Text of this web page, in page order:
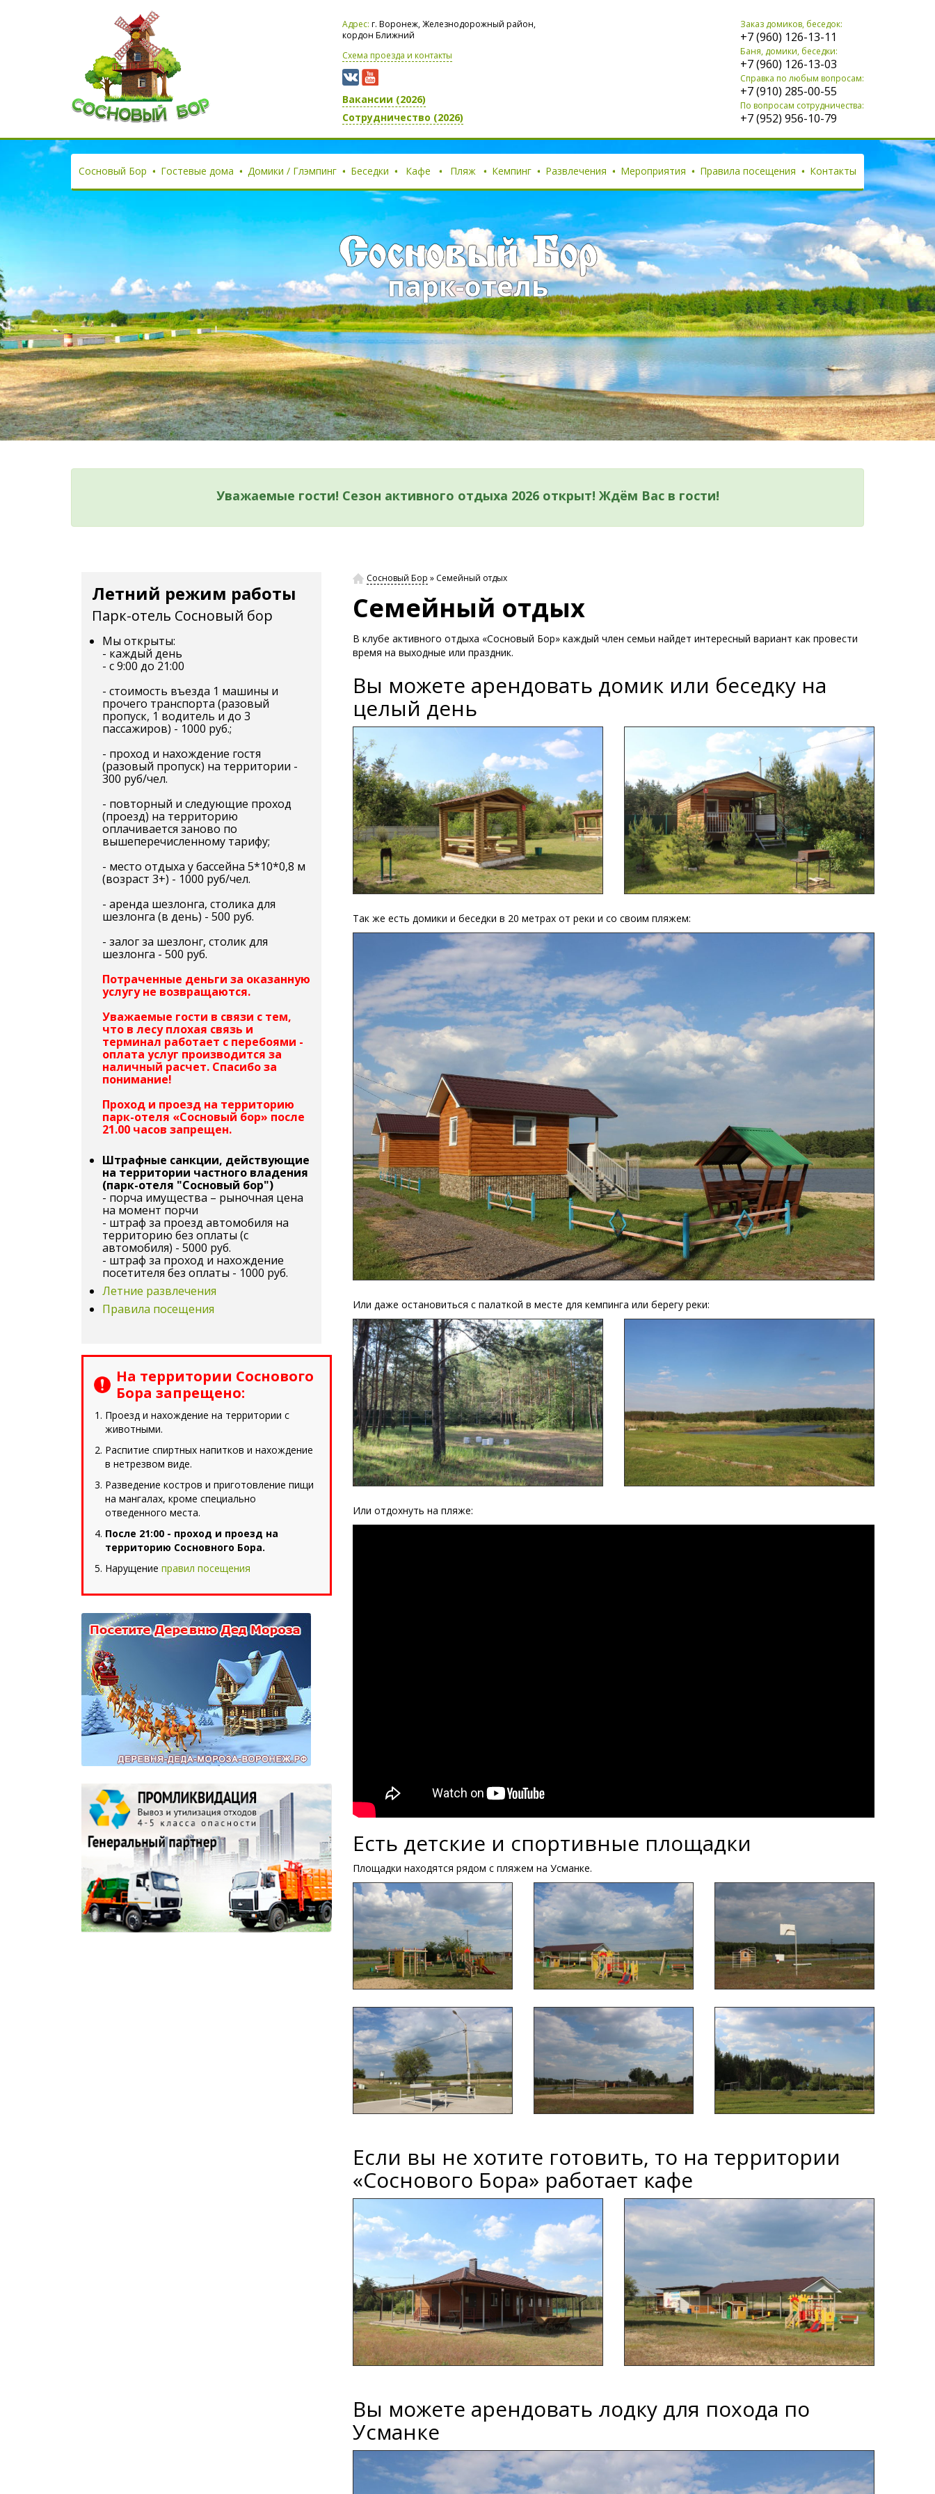
Адрес: г. Воронеж, Железнодорожный район,
кордон Ближний
Схема проезда и контакты
Вакансии (2026)
Сотрудничество (2026)
Заказ домиков, беседок:
+7 (960) 126-13-11
Баня, домики, беседки:
+7 (960) 126-13-03
Справка по любым вопросам:
+7 (910) 285-00-55
По вопросам сотрудничества:
+7 (952) 956-10-79
Сосновый Бор Гостевые дома Домики / Глэмпинг Беседки Кафе Пляж Кемпинг Развлечения Мероприятия Правила посещения Контакты
Сосновый Бор
парк-отель
Уважаемые гости! Сезон активного отдыха 2026 открыт! Ждём Вас в гости!
Сосновый Бор » Семейный отдых
Семейный отдых
В клубе активного отдыха «Сосновый Бор» каждый член семьи найдет интересный вариант как провести
время на выходные или праздник.
Вы можете арендовать домик или беседку на
целый день
Так же есть домики и беседки в 20 метрах от реки и со своим пляжем:
Или даже остановиться с палаткой в месте для кемпинга или берегу реки:
Или отдохнуть на пляже:
Есть детские и спортивные площадки
Площадки находятся рядом с пляжем на Усманке.
Если вы не хотите готовить, то на территории
«Соснового Бора» работает кафе
Вы можете арендовать лодку для похода по
Усманке
Летний режим работы
Парк-отель Сосновый бор
Мы открыты:
- каждый день
- с 9:00 до 21:00
- стоимость въезда 1 машины и
прочего транспорта (разовый
пропуск, 1 водитель и до 3
пассажиров) - 1000 руб.;
- проход и нахождение гостя
(разовый пропуск) на территории -
300 руб/чел.
- повторный и следующие проход
(проезд) на территорию
оплачивается заново по
вышеперечисленному тарифу;
- место отдыха у бассейна 5*10*0,8 м
(возраст 3+) - 1000 руб/чел.
- аренда шезлонга, столика для
шезлонга (в день) - 500 руб.
- залог за шезлонг, столик для
шезлонга - 500 руб.
Потраченные деньги за оказанную
услугу не возвращаются.
Уважаемые гости в связи с тем,
что в лесу плохая связь и
терминал работает с перебоями -
оплата услуг производится за
наличный расчет. Спасибо за
понимание!
Проход и проезд на территорию
парк-отеля «Сосновый бор» после
21.00 часов запрещен.
Штрафные санкции, действующие
на территории частного владения
(парк-отеля "Сосновый бор")
- порча имущества – рыночная цена
на момент порчи
- штраф за проезд автомобиля на
территорию без оплаты (с
автомобиля) - 5000 руб.
- штраф за проход и нахождение
посетителя без оплаты - 1000 руб.
Летние развлечения
Правила посещения
На территории Соснового
Бора запрещено:
Проезд и нахождение на территории с
животными.
Распитие спиртных напитков и нахождение
в нетрезвом виде.
Разведение костров и приготовление пищи
на мангалах, кроме специально
отведенного места.
После 21:00 - проход и проезд на
территорию Сосновного Бора.
Нарущение правил посещения